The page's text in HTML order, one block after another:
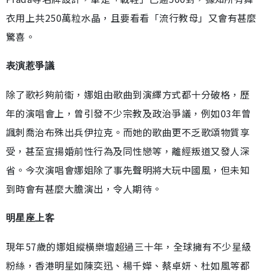
衣用上共250萬粒水晶，且要看看「流行教母」又會有甚麼
驚喜。
表演惹爭議
除了歌衫夠前衞，娜姐由歌曲到演繹方式都十分破格，歷
年的演唱會上，曾引發不少宗教及政治爭議，例如03年曾
諷刺喬治布殊出兵伊拉克。而她的歌曲更不乏歌頌物質享
受，甚至宣揚婚前性行為及同性戀等，離經叛道又發人深
省。今次演唱會娜姐除了事先聲明將大玩中國風，但未知
到時會有甚麼大膽演出，令人期待。
明星座上客
現年57歲的娜姐縱橫樂壇超過三十年，全球擁有不少星級
粉絲，香港明星如陳奕迅、楊千嬅、蔡卓妍、杜如風等都